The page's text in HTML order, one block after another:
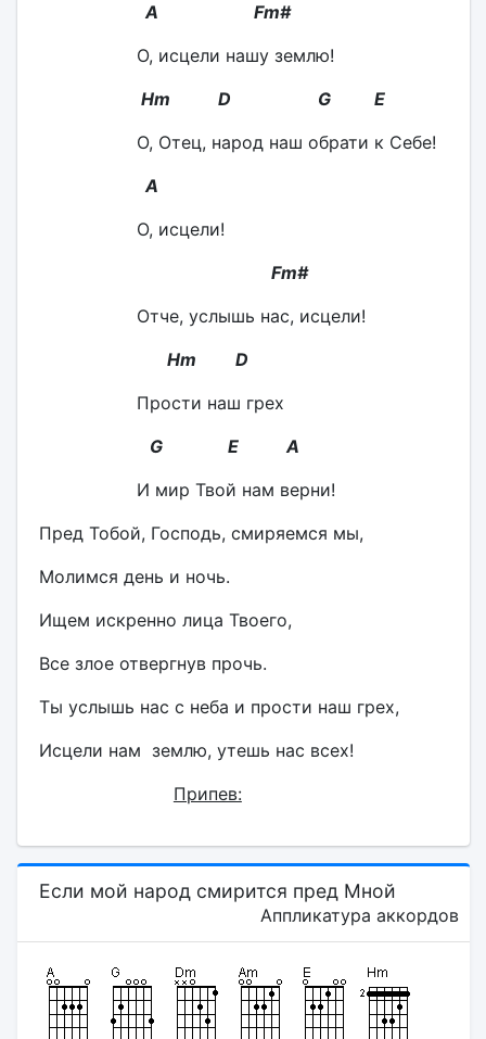
A Fm#
О, исцели нашу землю!
Hm D G E
О, Отец, народ наш обрати к Себе!
A
О, исцели!
Fm#
Отче, услышь нас, исцели!
Hm D
Прости наш грех
G E A
И мир Твой нам верни!
Пред Тобой, Господь, смиряемся мы,
Молимся день и ночь.
Ищем искренно лица Твоего,
Все злое отвергнув прочь.
Ты услышь нас с неба и прости наш грех,
Исцели нам землю, утешь нас всех!
Припев:
Если мой народ смирится пред Мной
Аппликатура аккордов